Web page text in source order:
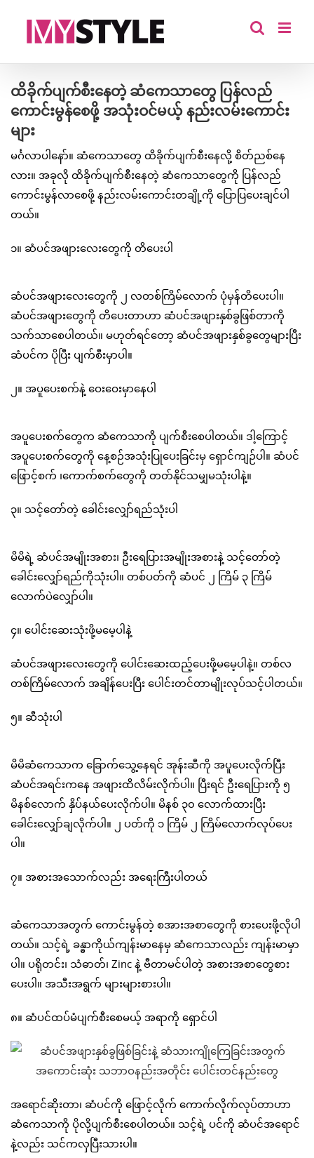
ထိခိုက်ပျက်စီးနေတဲ့ ဆံကေသာတွေ ပြန်လည်
ကောင်းမွန်စေဖို့ အသုံးဝင်မယ့် နည်းလမ်းကောင်း
များ
မင်္ဂလာပါနော်။ ဆံကေသာတွေ ထိခိုက်ပျက်စီးနေလို့ စိတ်ညစ်နေ
လား။ အခုလို ထိခိုက်ပျက်စီးနေတဲ့ ဆံကေသာတွေကို ပြန်လည်
ကောင်းမွန်လာစေဖို့ နည်းလမ်းကောင်းတချို့ကို ပြောပြပေးချင်ပါ
တယ်။
၁။ ဆံပင်အဖျားလေးတွေကို တိပေးပါ
ဆံပင်အဖျားလေးတွေကို ၂ လတစ်ကြိမ်လောက် ပုံမှန်တိပေးပါ။
ဆံပင်အဖျားတွေကို တိပေးတာဟာ ဆံပင်အဖျားနှစ်ခွဖြစ်တာကို
သက်သာစေပါတယ်။ မဟုတ်ရင်တော့ ဆံပင်အဖျားနှစ်ခွတွေများပြီး
ဆံပင်က ပိုပြီး ပျက်စီးမှာပါ။
၂။ အပူပေးစက်နဲ့ ဝေးဝေးမှာနေပါ
အပူပေးစက်တွေက ဆံကေသာကို ပျက်စီးစေပါတယ်။ ဒါ့ကြောင့်
အပူပေးစက်တွေကို နေ့စဉ်အသုံးပြုပေးခြင်းမှ ရှောင်ကျဉ်ပါ။ ဆံပင်
ဖြောင့်စက် ၊ကောက်စက်တွေကို တတ်နိုင်သမျှမသုံးပါနဲ့။
၃။ သင့်တော်တဲ့ ခေါင်းလျှော်ရည်သုံးပါ
မိမိရဲ့ ဆံပင်အမျိုးအစား၊ ဦးရေပြားအမျိုးအစားနဲ့ သင့်တော်တဲ့
ခေါင်းလျှော်ရည်ကိုသုံးပါ။ တစ်ပတ်ကို ဆံပင် ၂ ကြိမ် ၃ ကြိမ်
လောက်ပဲလျှော်ပါ။
၄။ ပေါင်းဆေးသုံးဖို့မမေ့ပါနဲ့
ဆံပင်အဖျားလေးတွေကို ပေါင်းဆေးထည့်ပေးဖို့မမေ့ပါနဲ့။ တစ်လ
တစ်ကြိမ်လောက် အချိန်ပေးပြီး ပေါင်းတင်တာမျိုးလုပ်သင့်ပါတယ်။
၅။ ဆီသုံးပါ
မိမိဆံကေသာက ခြောက်သွေ့နေရင် အုန်းဆီကို အပူပေးလိုက်ပြီး
ဆံပင်အရင်းကနေ အဖျားထိလိမ်းလိုက်ပါ။ ပြီးရင် ဦးရေပြားကို ၅
မိနစ်လောက် နှိပ်နယ်ပေးလိုက်ပါ။ မိနစ် ၃၀ လောက်ထားပြီး
ခေါင်းလျှော်ချလိုက်ပါ။ ၂ ပတ်ကို ၁ ကြိမ် ၂ ကြိမ်လောက်လုပ်ပေး
ပါ။
၇။ အစားအသောက်လည်း အရေးကြီးပါတယ်
ဆံကေသာအတွက် ကောင်းမွန်တဲ့ စအားအစာတွေကို စားပေးဖို့လိုပါ
တယ်။ သင့်ရဲ့ ခန္ဓာကိုယ်ကျန်းမာနေမှ ဆံကေသာလည်း ကျန်းမာမှာ
ပါ။ ပရိုတင်း၊ သံဓာတ်၊ Zinc နဲ့ ဗီတာမင်ပါတဲ့ အစားအစာတွေစား
ပေးပါ။ အသီးအရွက် များများစားပါ။
၈။ ဆံပင်ထပ်မံပျက်စီးစေမယ့် အရာကို ရှောင်ပါ
အရောင်ဆိုးတာ၊ ဆံပင်ကို ဖြောင့်လိုက် ကောက်လိုက်လုပ်တာဟာ
ဆံကေသာကို ပိုလို့ပျက်စီးစေပါတယ်။ သင့်ရဲ့ ပင်ကို ဆံပင်အရောင်
နဲ့လည်း သင်ကလှပြီးသားပါ။